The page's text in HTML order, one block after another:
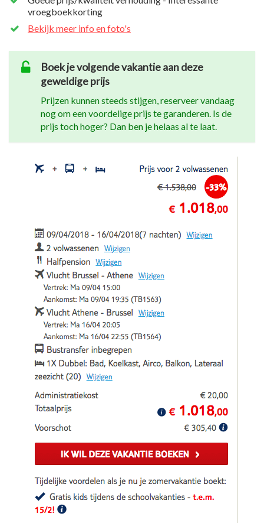
vroegboekkorting
Bekijk meer info en foto's
Boek je volgende vakantie aan deze
geweldige prijs
Prijzen kunnen steeds stijgen, reserveer vandaag
nog om een voordelige prijs te garanderen. Is de
prijs toch hoger? Dan ben je helaas al te laat.